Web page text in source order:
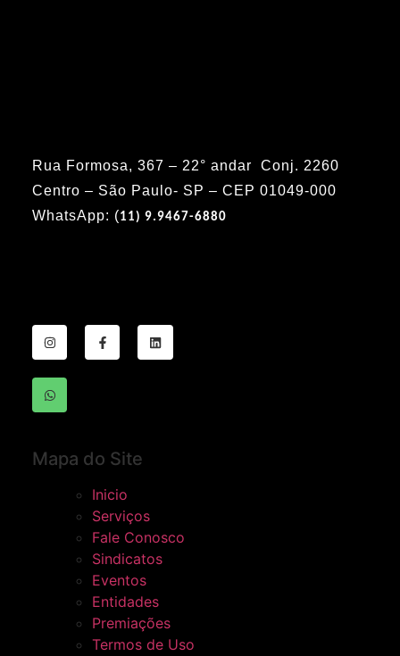
Rua Formosa, 367 – 22° andar Conj. 2260
Centro – São Paulo- SP – CEP 01049-000
WhatsApp: (11) 9.9467-6880
Mapa do Site
Inicio
Serviços
Fale Conosco
Sindicatos
Eventos
Entidades
Premiações
Termos de Uso